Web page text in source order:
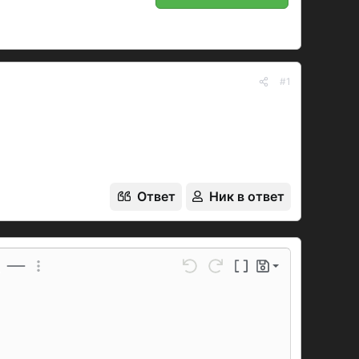
#1
Ответ Ник в ответ
Вставить горизонтальную линию
Дополнительные параметры...Отменить
Повторить
Переключение BB-
Черновики
Сохранить черновик